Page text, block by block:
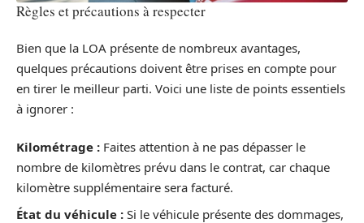
Règles et précautions à respecter
Bien que la LOA présente de nombreux avantages,
quelques précautions doivent être prises en compte pour
en tirer le meilleur parti. Voici une liste de points essentiels
à ignorer :
Kilométrage : Faites attention à ne pas dépasser le
nombre de kilomètres prévu dans le contrat, car chaque
kilomètre supplémentaire sera facturé.
État du véhicule : Si le véhicule présente des dommages,